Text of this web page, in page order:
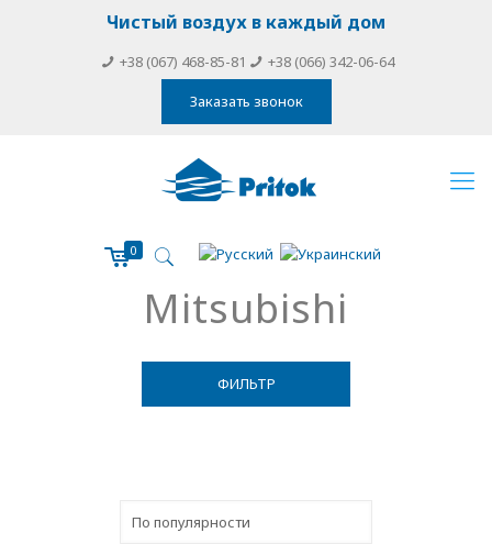
Чистый воздух в каждый дом
+38 (067) 468-85-81
+38 (066) 342-06-64
Заказать звонок
0
Mitsubishi
ФИЛЬТР